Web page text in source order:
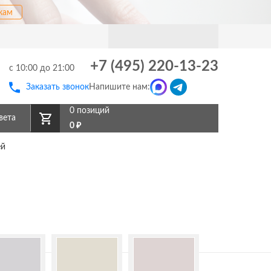
с 10:00 до 21:00 +7 (495) 220-13-23
Заказать звонокНапишите нам:
0 позиций
0 ₽